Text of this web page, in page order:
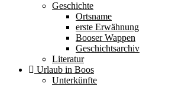
Geschichte
Ortsname
erste Erwähnung
Booser Wappen
Geschichtsarchiv
Literatur
Urlaub in Boos
Unterkünfte